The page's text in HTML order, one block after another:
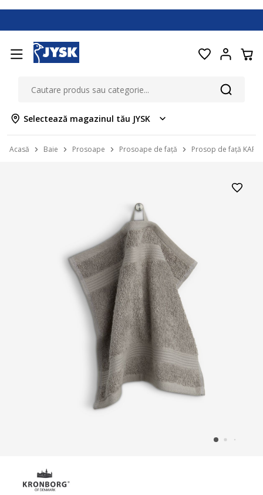
Selectează magazinul tău JYSK
Acasă Baie Prosoape Prosoape de față Prosop de față